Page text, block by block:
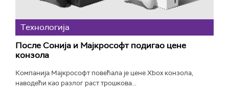
Технологијa
После Сонија и Мајкрософт подигао цене
конзола
Компанија Мајкрософт повећала је цене Xbox конзола,
наводећи као разлог раст трошкова...